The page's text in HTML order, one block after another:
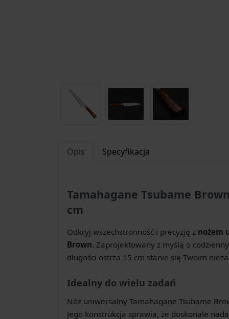
Opis Specyfikacja
Tamahagane Tsubame
cm
Odkryj wszechstronność i precyzję z nożem
Brown. Zaprojektowany z myślą o
długości ostrza 15 cm stanie się Twoim
Idealny do wielu zadań
Nóż uniwersalny Tamahagane Tsubame
Jego konstrukcja sprawia, że doskonale